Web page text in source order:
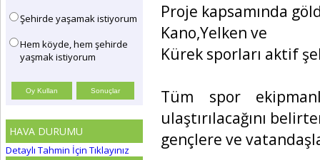
Şehirde yaşamak istiyorum
Hem köyde, hem şehirde
yaşmak istiyorum
HAVA DURUMU
Detaylı Tahmin İçin Tıklayınız
Proje kapsamında
Kano,Yelken ve
Kürek sporları aktif
Tüm spor
ulaştırılacağını
gençlere ve